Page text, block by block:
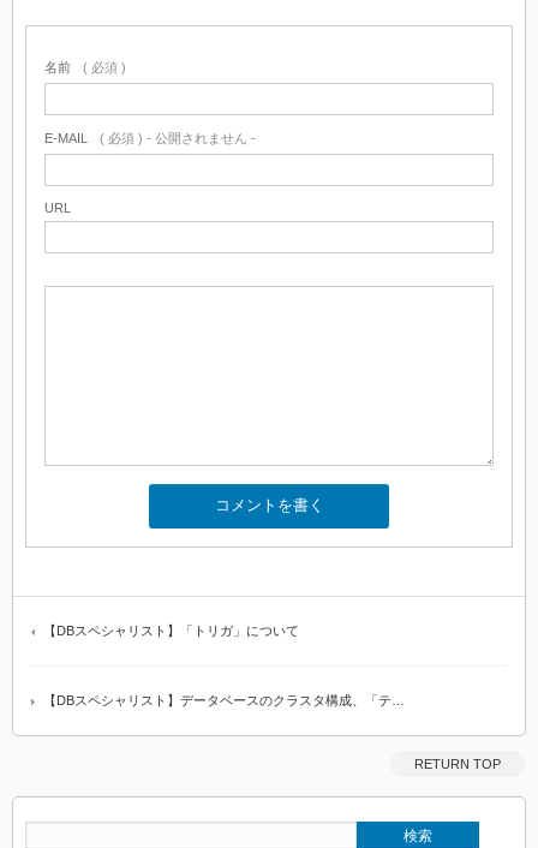
名前 ( 必須 )
E-MAIL ( 必須 ) - 公開されません -
URL
【DBスペシャリスト】「トリガ」について
【DBスペシャリスト】データベースのクラスタ構成、「テ…
RETURN TOP